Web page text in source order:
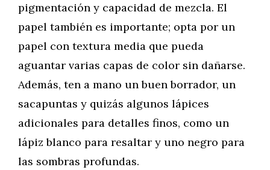
pigmentación y capacidad de mezcla. El
papel también es importante; opta por un
papel con textura media que pueda
aguantar varias capas de color sin dañarse.
Además, ten a mano un buen borrador, un
sacapuntas y quizás algunos lápices
adicionales para detalles finos, como un
lápiz blanco para resaltar y uno negro para
las sombras profundas.